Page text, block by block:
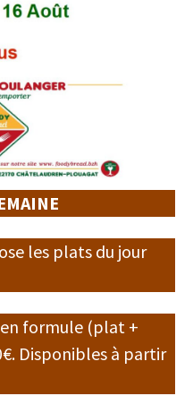
les plats du jour
formule (plat +
Disponibles à partir